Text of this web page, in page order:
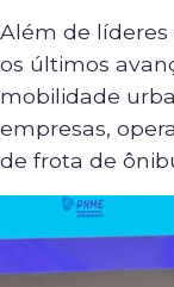
Além de
os últimos
mobilidade
empresas,
de frota de